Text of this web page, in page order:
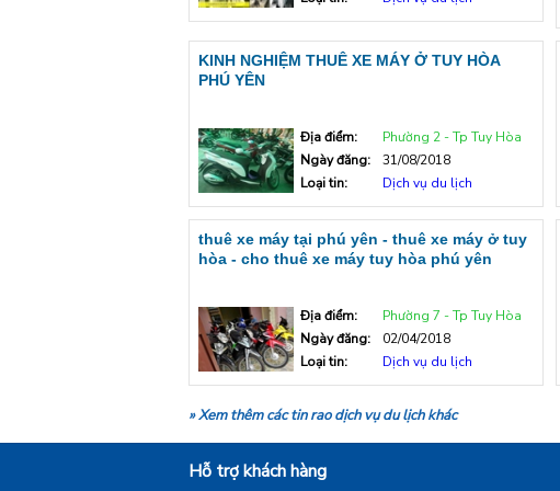
KINH NGHIỆM THUÊ XE MÁY Ở TUY HÒA
PHÚ YÊN
Địa điểm:
Phường 2 - Tp Tuy Hòa
Ngày đăng:
31/08/2018
Loại tin:
Dịch vụ du lịch
thuê xe máy tại phú yên - thuê xe máy ở tuy
hòa - cho thuê xe máy tuy hòa phú yên
Địa điểm:
Phường 7 - Tp Tuy Hòa
Ngày đăng:
02/04/2018
Loại tin:
Dịch vụ du lịch
» Xem thêm các tin rao dịch vụ du lịch khác
Hỗ trợ khách hàng